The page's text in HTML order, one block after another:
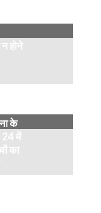
न होने
के
24 में
का